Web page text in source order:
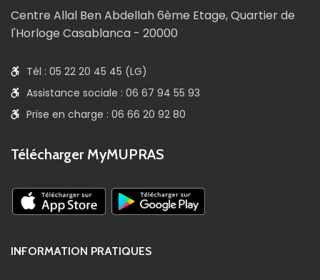
Centre Allal Ben Abdellah 6ème Etage, Quartier de
l'Horloge Casablanca - 20000
Tél : 05 22 20 45 45 (LG)
Assistance sociale : 06 67 94 55 93
Prise en charge : 06 66 20 92 80
Télécharger MyMUPRAS
INFORMATION PRATIQUES